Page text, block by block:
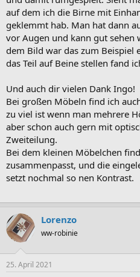
auf dem ich die Birne mit
geklemmt hab. Man hat dann
vor Augen und kann gut sehen
dem Bild war das zum Beispiel
das Teil auf Beine stellen fand
Und auch dir vielen Dank Ingo!
Bei großen Möbeln find ich
zu viel ist wenn man mehrere
aber schon auch gern mit
Zweiteilung.
Bei dem kleinen Möbelchen
zusammenpasst, und die
setzt nochmal so nen Kontrast.
Lorenzo
ww-robinie
25. April 2021